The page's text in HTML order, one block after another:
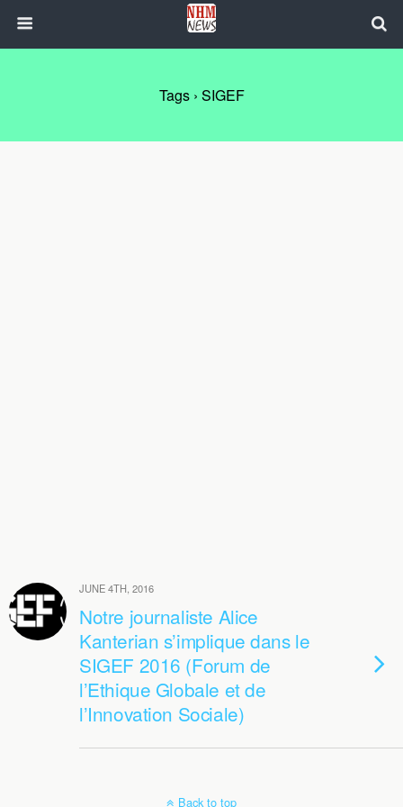
Tags › SIGEF
JUNE 4TH, 2016
Notre journaliste Alice
Kanterian s’implique dans le
SIGEF 2016 (Forum de
l’Ethique Globale et de
l’Innovation Sociale)
Back to top